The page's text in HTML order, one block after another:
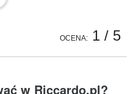
OCENA: 1 / 5
w Riccardo.pl?